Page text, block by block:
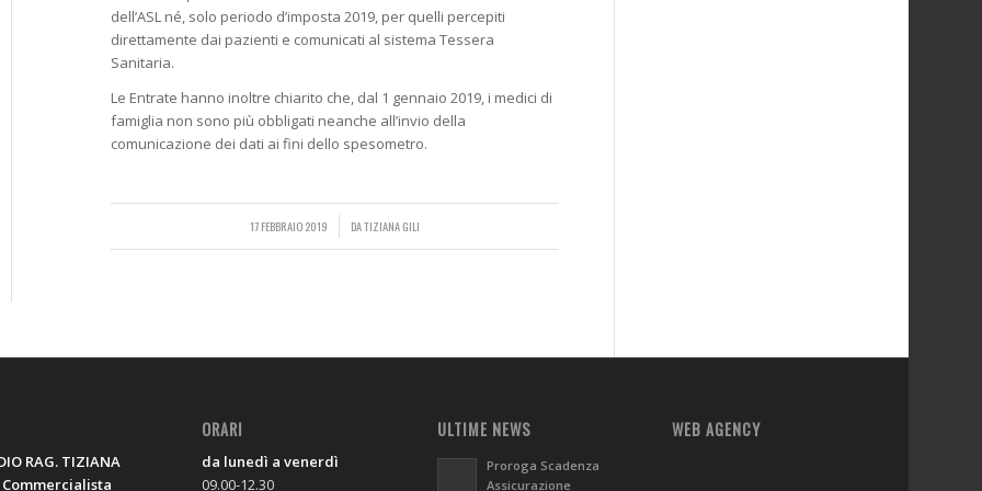
dell’ASL né, solo periodo d’imposta 2019, per quelli percepiti
direttamente dai pazienti e comunicati al sistema Tessera
Sanitaria.
Le Entrate hanno inoltre chiarito che, dal 1 gennaio 2019, i medici di
famiglia non sono più obbligati neanche all’invio della
comunicazione dei dati ai fini dello spesometro.
17 FEBBRAIO 2019
/ DATIZIANA GILI
RAG. TIZIANA
Commercialista
ORARI
da lunedì a venerdì
09.00-12.30
ULTIME NEWS
Proroga Scadenza
Assicurazione
WEB AGENCY